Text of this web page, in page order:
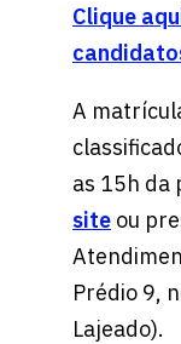
Clique
A
as 15h da
site ou
Prédio 9,
Lajeado).